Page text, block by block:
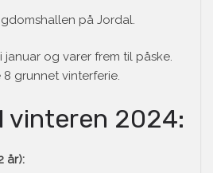
på Jordal.
januar og varer frem til påske.
8 grunnet vinterferie.
vinteren 2024:
år):